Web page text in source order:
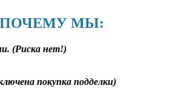
ПОЧЕМУ МЫ:
(Риска нет!)
покупка подделки)